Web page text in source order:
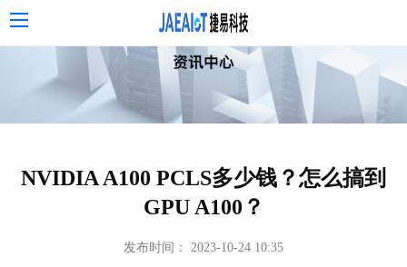
NVIDIA A100 PCLS多少钱？怎么搞到
GPU A100？
发布时间： 2023-10-24 10:35